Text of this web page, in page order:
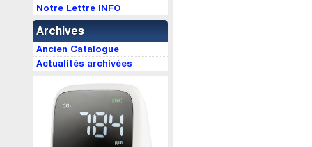
Notre Lettre INFO
Archives
Ancien Catalogue
Actualités archivées